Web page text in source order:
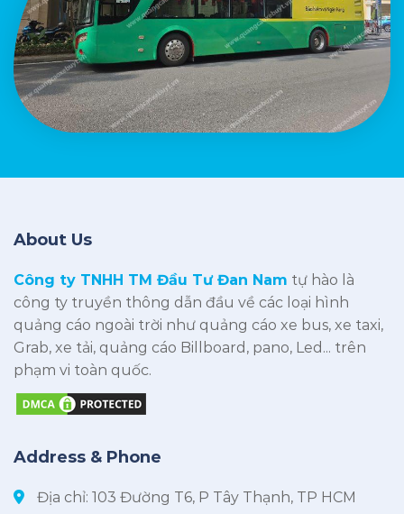
About Us
Công ty TNHH TM Đầu Tư Đan Nam tự hào là
công ty truyền thông dẫn đầu về các loại hình
quảng cáo ngoài trời như quảng cáo xe bus, xe taxi,
Grab, xe tải, quảng cáo Billboard, pano, Led... trên
phạm vi toàn quốc.
Address & Phone
Địa chỉ: 103 Đường T6, P Tây Thạnh, TP HCM